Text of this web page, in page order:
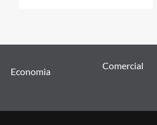
Economia
Comercial